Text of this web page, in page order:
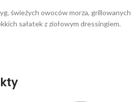
świeżych owoców morza, grillowanych
sałatek z ziołowym dressingiem.